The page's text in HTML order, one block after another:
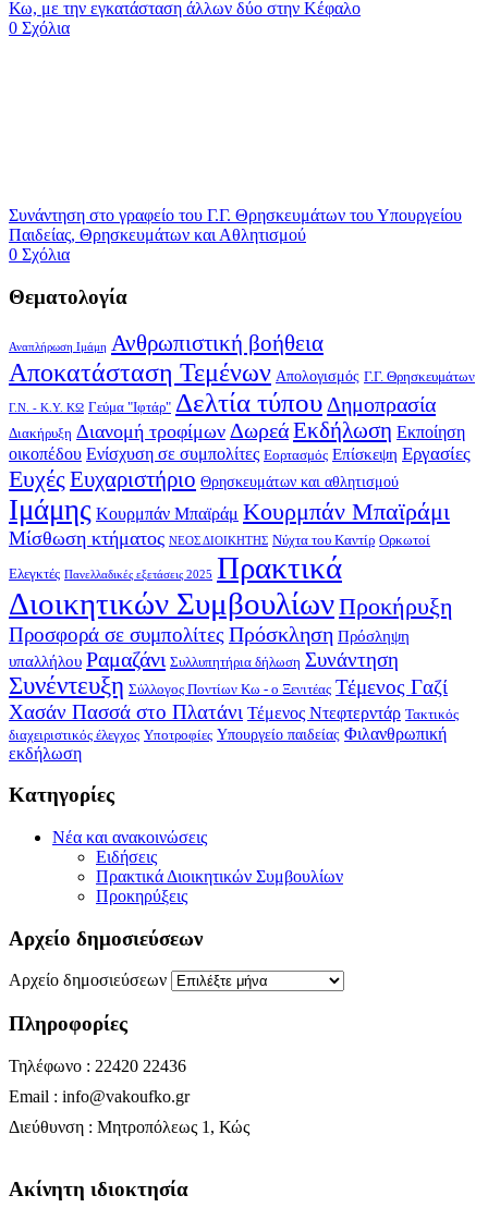
Κω, με την εγκατάσταση άλλων δύο στην Κέφαλο
0 Σχόλια
Συνάντηση στο γραφείο του Γ.Γ. Θρησκευμάτων του Υπουργείου
Παιδείας, Θρησκευμάτων και Αθλητισμού
0 Σχόλια
Θεματολογία
Αναπλήρωση Ιμάμη Ανθρωπιστική βοήθεια
Αποκατάσταση Τεμένων Απολογισμός Γ.Γ. Θρησκευμάτων
Γ.Ν. - Κ.Υ. ΚΩ Γεύμα "Ιφτάρ" Δελτία τύπου Δημοπρασία
Διακήρυξη Διανομή τροφίμων ΔωρεάΕκδήλωση Εκποίηση
οικοπέδου Ενίσχυση σε συμπολίτες Εορτασμός Επίσκεψη Εργασίες
Ευχές Ευχαριστήριο Θρησκευμάτων και αθλητισμού
Ιμάμης Κουρμπάν Μπαϊράμ Κουρμπάν Μπαϊράμι
Μίσθωση κτήματος ΝΕΟΣ ΔΙΟΙΚΗΤΗΣ Νύχτα του Καντίρ Ορκωτοί
Ελεγκτές Πανελλαδικές εξετάσεις 2025 Πρακτικά
Διοικητικών ΣυμβουλίωνΠροκήρυξη
Προσφορά σε συμπολίτες Πρόσκληση Πρόσληψη
υπαλλήλου Ραμαζάνι Συλλυπητήρια δήλωση Συνάντηση
Συνέντευξη Σύλλογος Ποντίων Κω - ο Ξενιτέας Τέμενος Γαζί
Χασάν Πασσά στο Πλατάνι Τέμενος Ντεφτερντάρ Τακτικός
διαχειριστικός έλεγχος Υποτροφίες Υπουργείο παιδείας Φιλανθρωπική
εκδήλωση
Kατηγορίες
Νέα και ανακοινώσεις
Ειδήσεις
Πρακτικά Διοικητικών Συμβουλίων
Προκηρύξεις
Αρχείο δημοσιεύσεων
Αρχείο δημοσιεύσεων
Πληροφορίες
Τηλέφωνο : 22420 22436
Email : info@vakoufko.gr
Διεύθυνση : Μητροπόλεως 1, Κώς
Ακίνητη ιδιοκτησία